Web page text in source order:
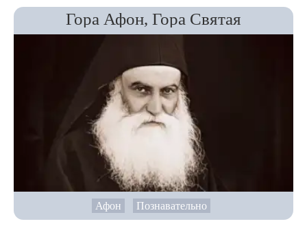
Гора Афон, Гора Святая
Афон Познавательно